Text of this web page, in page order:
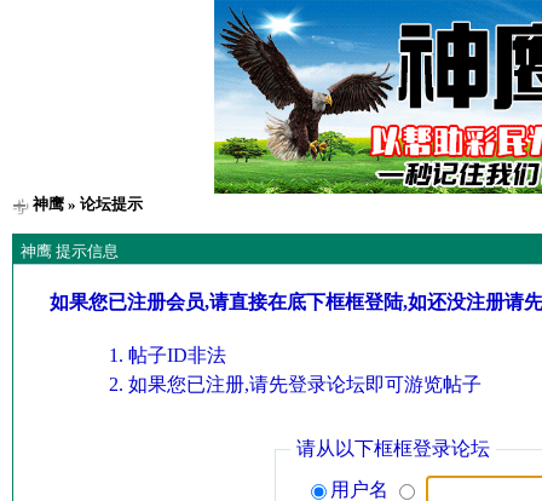
神鹰» 论坛提示
神鹰 提示信息
如果您已注册会员,请直接在底下框框登陆,如还没注册请
帖子ID非法
如果您已注册,请先登录论坛即可游览帖子
请从以下框框登录论坛
用户名